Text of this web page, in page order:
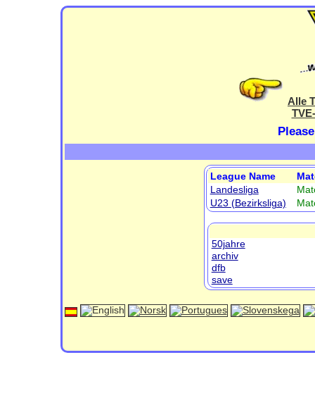
Alle
League Name
Landesliga
U23 (Bezirksliga)
50jahre
archiv
dfb
save